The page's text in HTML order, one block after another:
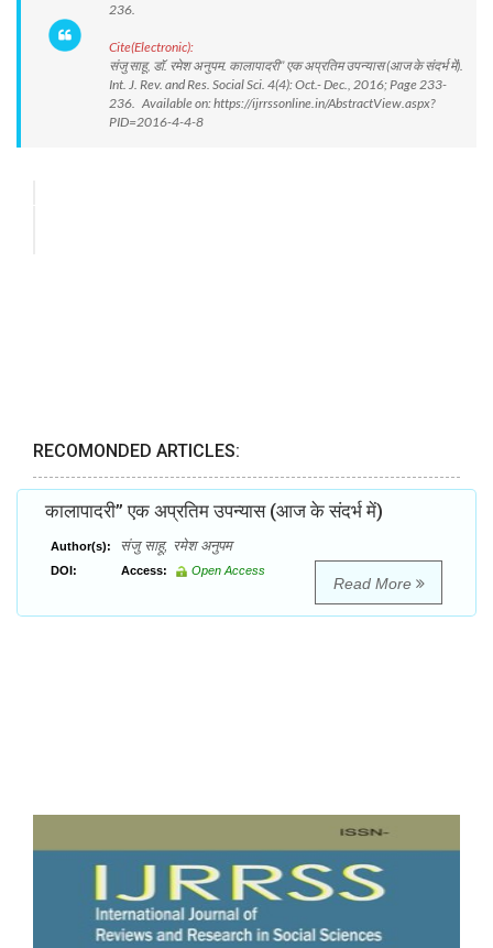
236.
Cite(Electronic):
संजु साहू, डाॅ. रमेश अनुपम. कालापादरी’’ एक अप्रतिम उपन्यास (आज के संदर्भ में).
Int. J. Rev. and Res. Social Sci. 4(4): Oct.- Dec., 2016; Page 233-
236. Available on: https://ijrrssonline.in/AbstractView.aspx?
PID=2016-4-4-8
RECOMONDED ARTICLES:
कालापादरी’’ एक अप्रतिम उपन्यास (आज के संदर्भ में)
Author(s): संजु साहू, रमेश अनुपम
DOI: Access: Open Access
Read More